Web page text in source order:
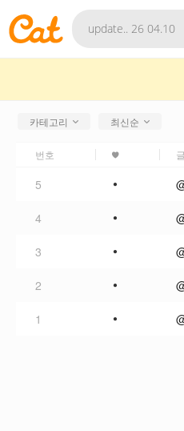
카테고리 최신순
번호
5 •
4 •
3 •
2 •
1 •